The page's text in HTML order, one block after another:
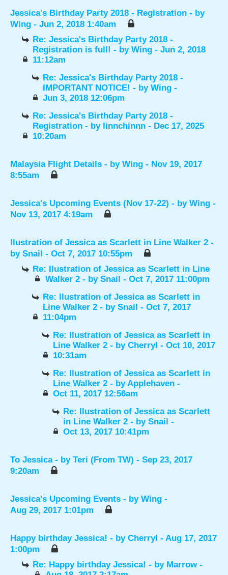
Jessica's Birthday Party 2018 - Registration - by
Wing - Jun 2, 2018 1:40am
Re: Jessica's Birthday Party 2018 -
Registration is full! - byWing - Jun 2, 2018
11:12am
Re: Jessica's Birthday Party 2018 -
IMPORTANT NOTICE! - byWing -
Jun 3, 2018 12:06pm
Re: Jessica's Birthday Party 2018 -
Registration - by linnchinnn - Dec 17, 2025
10:20am
Malaysia Flight Details - by Wing - Nov 19, 2017
8:55am
Jessica's Upcoming Events (Nov 17-22) - by Wing -
Nov 13, 2017 4:19am
Ilustration of Jessica as Scarlett in Line Walker 2 -
by Snail - Oct 7, 2017 10:55pm
Re: Ilustration of Jessica as Scarlett in Line
Walker 2 - by Snail - Oct 7, 2017 11:00pm
Re: Ilustration of Jessica as Scarlett in
Line Walker 2 - bySnail - Oct 7, 2017
11:04pm
Re: Ilustration of Jessica as Scarlett in
Line Walker 2 - byCherryl - Oct 10, 2017
10:31am
Re: Ilustration of Jessica as Scarlett in
Line Walker 2 - byApplehaven -
Oct 11, 2017 12:56am
Re: Ilustration of Jessica as Scarlett
in Line Walker 2 - bySnail -
Oct 13, 2017 10:41pm
To Jessica - by Teri (From TW) - Sep 23, 2017
9:20am
Jessica's Upcoming Events - by Wing -
Aug 29, 2017 1:01pm
Happy birthday Jessica! - by Cherryl - Aug 17, 2017
1:00pm
Re: Happy birthday Jessica! - by Marrow-